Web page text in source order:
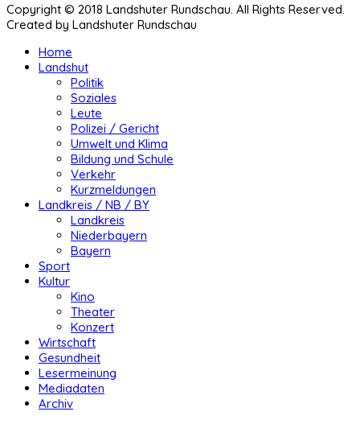
Copyright © 2018 Landshuter Rundschau. All Rights Reserved.
Created by Landshuter Rundschau
Home
Landshut
Politik
Soziales
Leute
Polizei / Gericht
Umwelt und Klima
Bildung und Schule
Verkehr
Kurzmeldungen
Landkreis / NB / BY
Landkreis
Niederbayern
Bayern
Sport
Kultur
Kino
Theater
Konzert
Wirtschaft
Gesundheit
Lesermeinung
Mediadaten
Archiv